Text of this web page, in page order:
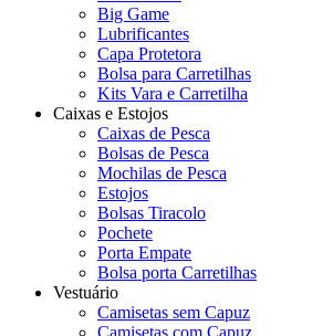
Big Game
Lubrificantes
Capa Protetora
Bolsa para Carretilhas
Kits Vara e Carretilha
Caixas e Estojos
Caixas de Pesca
Bolsas de Pesca
Mochilas de Pesca
Estojos
Bolsas Tiracolo
Pochete
Porta Empate
Bolsa porta Carretilhas
Vestuário
Camisetas sem Capuz
Camisetas com Capuz